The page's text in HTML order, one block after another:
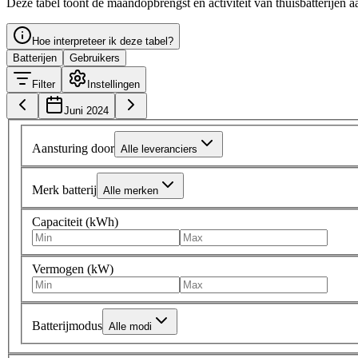
Hoe interpreteer ik deze tabel?
Batterijen
Gebruikers
Filter Instellingen
Juni 2024
Aansturing door Alle leveranciers
Merk batterij Alle merken
Capaciteit (kWh)
Vermogen (kW)
Batterijmodus Alle modi